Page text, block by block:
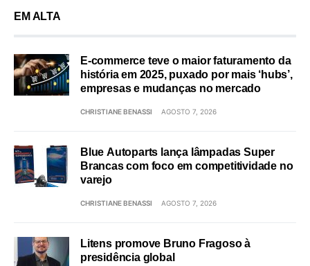
EM ALTA
E-commerce teve o maior faturamento da
história em 2025, puxado por mais ‘hubs’,
empresas e mudanças no mercado
CHRISTIANE BENASSI AGOSTO 7, 2026
Blue Autoparts lança lâmpadas Super
Brancas com foco em competitividade no
varejo
CHRISTIANE BENASSI AGOSTO 7, 2026
Litens promove Bruno Fragoso à
presidência global